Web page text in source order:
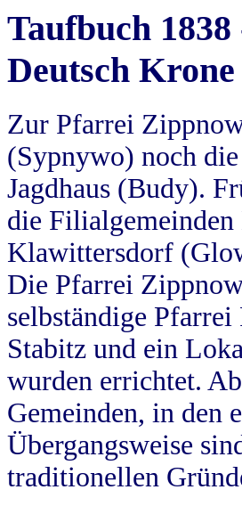
Taufbuch
Deutsch Krone
Zur Pfarrei
(Sypnywo) noch
Jagdhaus (Budy).
die
Klawittersdorf
Die Pfarrei
selbständige
Stabitz und ein
wurden errichtet.
Gemeinden, in den
Übergangsweise
traditionellen